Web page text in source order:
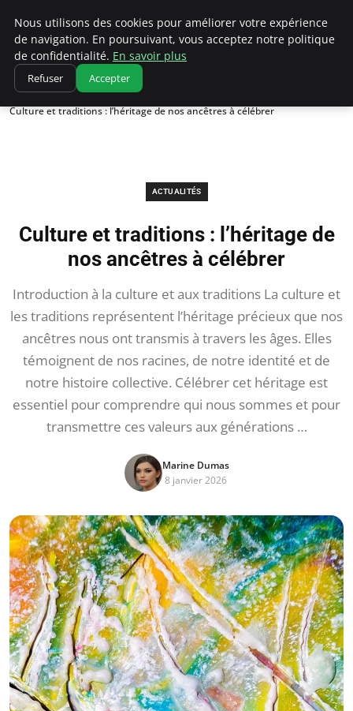
Correze Co
Accueil
Actualités
Culture et traditions : l’héritage de nos ancêtres à célébrer
ACTUALITÉS
Culture et traditions : l’héritage de
nos ancêtres à célébrer
Introduction à la culture et aux traditions La culture et
les traditions représentent l’héritage précieux que nos
ancêtres nous ont transmis à travers les âges. Elles
témoignent de nos racines, de notre identité et de
notre histoire collective. Célébrer cet héritage est
essentiel pour comprendre qui nous sommes et pour
transmettre ces valeurs aux générations …
Marine Dumas
8 janvier 2026
Nous utilisons des cookies pour améliorer votre expérience
de navigation. En poursuivant, vous acceptez notre politique
de confidentialité. En savoir plus
Refuser Accepter